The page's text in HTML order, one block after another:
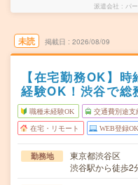
派遣会社 パ
未読 掲載日 2026/08/09
【在宅勤務OK】
経験OK！渋谷で総
職種未経験OK 交通費別途支
在宅・リモート WEB登録OK
勤務地
東京都渋谷区
渋谷駅から徒歩2